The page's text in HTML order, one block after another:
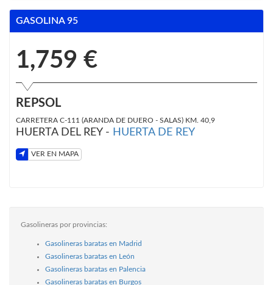
GASOLINA 95
1,759 €
REPSOL
CARRETERA C-111 (ARANDA DE DUERO - SALAS) KM. 40,9
HUERTA DEL REY - HUERTA DE REY
VER EN MAPA
Gasolineras por provincias:
Gasolineras baratas en Madrid
Gasolineras baratas en León
Gasolineras baratas en Palencia
Gasolineras baratas en Burgos